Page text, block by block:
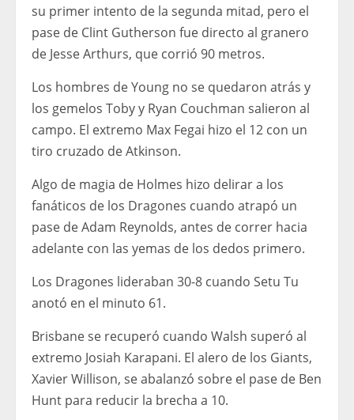
su primer intento de la segunda mitad, pero el
pase de Clint Gutherson fue directo al granero
de Jesse Arthurs, que corrió 90 metros.
Los hombres de Young no se quedaron atrás y
los gemelos Toby y Ryan Couchman salieron al
campo. El extremo Max Fegai hizo el 12 con un
tiro cruzado de Atkinson.
Algo de magia de Holmes hizo delirar a los
fanáticos de los Dragones cuando atrapó un
pase de Adam Reynolds, antes de correr hacia
adelante con las yemas de los dedos primero.
Los Dragones lideraban 30-8 cuando Setu Tu
anotó en el minuto 61.
Brisbane se recuperó cuando Walsh superó al
extremo Josiah Karapani. El alero de los Giants,
Xavier Willison, se abalanzó sobre el pase de Ben
Hunt para reducir la brecha a 10.